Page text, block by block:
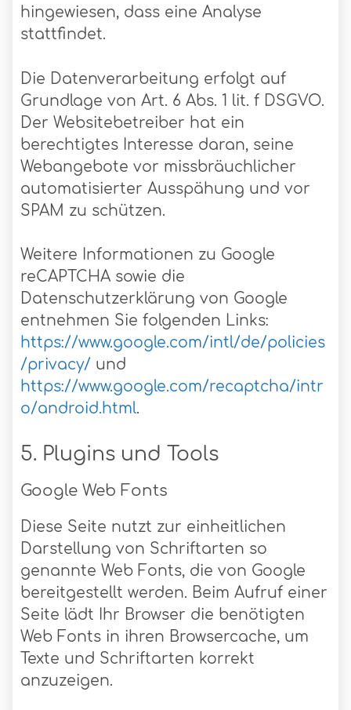
hingewiesen, dass eine Analyse
stattfindet.
Die Datenverarbeitung erfolgt auf
Grundlage von Art. 6 Abs. 1 lit. f DSGVO.
Der Websitebetreiber hat ein
berechtigtes Interesse daran, seine
Webangebote vor missbräuchlicher
automatisierter Ausspähung und vor
SPAM zu schützen.
Weitere Informationen zu Google
reCAPTCHA sowie die
Datenschutzerklärung von Google
entnehmen Sie folgenden Links:
https://www.google.com/intl/de/policies
/privacy/ und
https://www.google.com/recaptcha/intr
o/android.html.
5. Plugins und Tools
Google Web Fonts
Diese Seite nutzt zur einheitlichen
Darstellung von Schriftarten so
genannte Web Fonts, die von Google
bereitgestellt werden. Beim Aufruf einer
Seite lädt Ihr Browser die benötigten
Web Fonts in ihren Browsercache, um
Texte und Schriftarten korrekt
anzuzeigen.